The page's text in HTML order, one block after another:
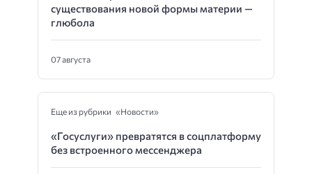
существования новой формы материи —
глюбола
07 августа
Еще из рубрики «Новости»
«Госуслуги» превратятся в соцплатформу
без встроенного мессенджера